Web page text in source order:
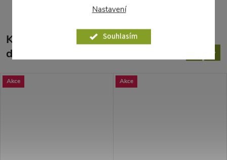
Nastavení
Souhlasím
K tomuto produktu
doporučujeme ještě dokoupit
Akce Akce